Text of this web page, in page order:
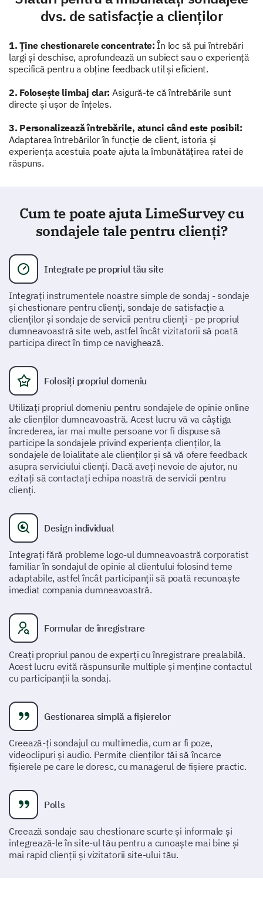
Cum ai evalua rapiditatea de reacție a echipei
Foarte slab
Medie
Bun
Excelent
nostru pentru clienți, problema ta a fost
rezolvată?
Da Nu
Te rugăm să evaluezi utilitatea
reprezentantului nostru de suport pentru
clienți.
Ce am putea îmbunătăți în experiența noastră
de servicii pentru clienți?
Experiența ta generală și sugestii
Întotdeauna căutăm să ne îmbunătățim. Te rugăm să
oferi impresii generale și orice sugestii pentru
îmbunătățiri viitoare.
În general, cât de probabil este să recomanzi
produsul nostru altora?
Foarte puțin probabil
Probabil
Probabil
Ce îți place cel mai mult la produsul nostru?
dvs. de satisfacție a clienților
1. Ține chestionarele concentrate: În loc să pui întrebări
largi și deschise, aprofundează un subiect sau o experiență
specifică pentru a obține feedback util și eficient.
2. Folosește limbaj clar: Asigură-te că întrebările sunt
directe și ușor de înțeles.
3. Personalizează întrebările, atunci când este posibil:
Adaptarea întrebărilor în funcție de client, istoria și
experiența acestuia poate ajuta la îmbunătățirea ratei de
răspuns.
Cum te poate ajuta LimeSurvey cu
sondajele tale pentru clienți?
Integrate pe propriul tău site
Integrați instrumentele noastre simple de sondaj - sondaje
și chestionare pentru clienți, sondaje de satisfacție a
clienților și sondaje de servicii pentru clienți - pe propriul
dumneavoastră site web, astfel încât vizitatorii să poată
participa direct în timp ce navighează.
Folosiți propriul domeniu
Utilizați propriul domeniu pentru sondajele de opinie online
ale clienților dumneavoastră. Acest lucru vă va câștiga
încrederea, iar mai multe persoane vor fi dispuse să
participe la sondajele privind experiența clienților, la
sondajele de loialitate ale clienților și să vă ofere feedback
asupra serviciului clienți. Dacă aveți nevoie de ajutor, nu
ezitați să contactați echipa noastră de servicii pentru
clienți.
Design individual
Integrați fără probleme logo-ul dumneavoastră corporatist
familiar în sondajul de opinie al clientului folosind teme
adaptabile, astfel încât participanții să poată recunoaște
imediat compania dumneavoastră.
Formular de înregistrare
Creați propriul panou de experți cu înregistrare prealabilă.
Acest lucru evită răspunsurile multiple și menține contactul
cu participanții la sondaj.
Gestionarea simplă a fișierelor
Creează-ți sondajul cu multimedia, cum ar fi poze,
videoclipuri și audio. Permite clienților tăi să încarce
fișierele pe care le doresc, cu managerul de fișiere practic.
Polls
Creează sondaje sau chestionare scurte și informale și
integrează-le în site-ul tău pentru a cunoaște mai bine și
mai rapid clienții și vizitatorii site-ului tău.